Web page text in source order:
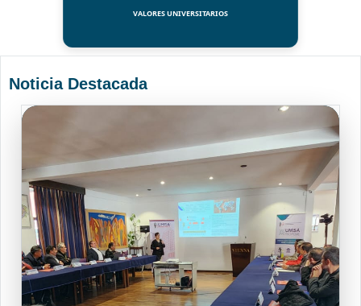
VALORES UNIVERSITARIOS
Noticia Destacada